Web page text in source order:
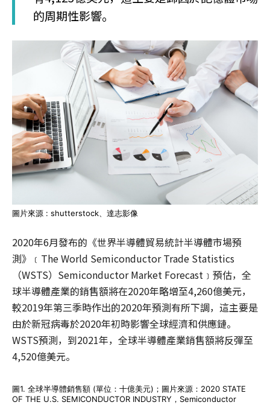
的周期性影響。
圖片來源 : shutterstock、達志影像
2020年6月發布的《世界半導體貿易統計半導體市場預
測》﹝The World Semiconductor Trade Statistics
（WSTS）Semiconductor Market Forecast﹞預估，全
球半導體產業的銷售額將在2020年略增至4,260億美元，
較2019年第三季時作出的2020年預測有所下調，這主要是
由於新冠病毒於2020年初時影響全球經濟和供應鏈。
WSTS預測，到2021年，全球半導體產業銷售額將反彈至
4,520億美元。
圖1. 全球半導體銷售額 (單位：十億美元)；圖片來源：2020 STATE
OF THE U.S. SEMICONDUCTOR INDUSTRY，Semiconductor